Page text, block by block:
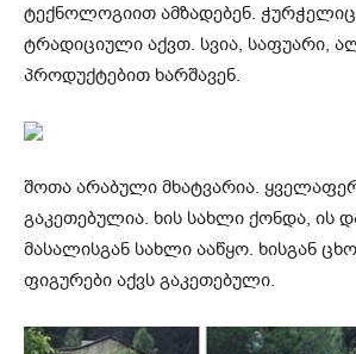
ტექნოლოგიით ამზადებენ.
ტრადიციული აქვთ. სვია, საფუარი,
პროდუქტებით ხარშავენ.
შოთა არაბული მხატვარია.
გაკეთებულია. ხის სახლი ქონდა, ის
მასალისგან სახლი ააწყო. ხისგან
ფიგურები აქვს გაკეთებული.